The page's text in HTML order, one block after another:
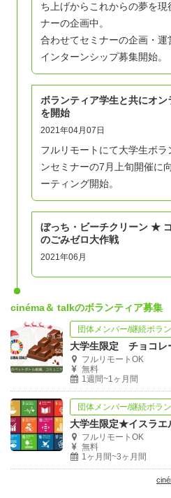
ち上げからこれからの夢を現
ナーの企画中。
合わせてセミナーの企画・運
インターンシップ募集開始。
ボランティア学生と共にオ
を開始
2021年04月07日
フルリモートにて大学生ボ
ンセミナーの7月上旬開催に
ーティング開始。
ぼっち・ビーチクリーン ★
のごみゼロ大作戦
2021年06月
cinéma＆ talkのボランティア募集
団体メンバー/継続ボラ
フルリモートOK
無料
1週間~1ヶ月間
団体メンバー/継続ボラ
フルリモートOK
無料
1ヶ月間~3ヶ月間